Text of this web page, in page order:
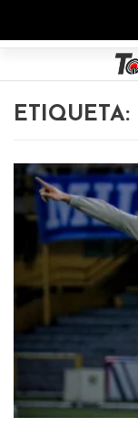
ETIQUETA: